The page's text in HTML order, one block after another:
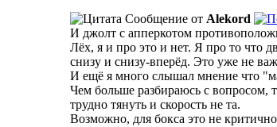
Сообщение от Alekord
И джолт с апперкотом
Лёх, я и про это и нет. Я про то что
снизу и снизу-вперёд. Это уже не
И ещё я много слышал мнение что
Чем больше разбираюсь с вопросом,
трудно тянуть и скорость не та.
Возможно, для бокса это не